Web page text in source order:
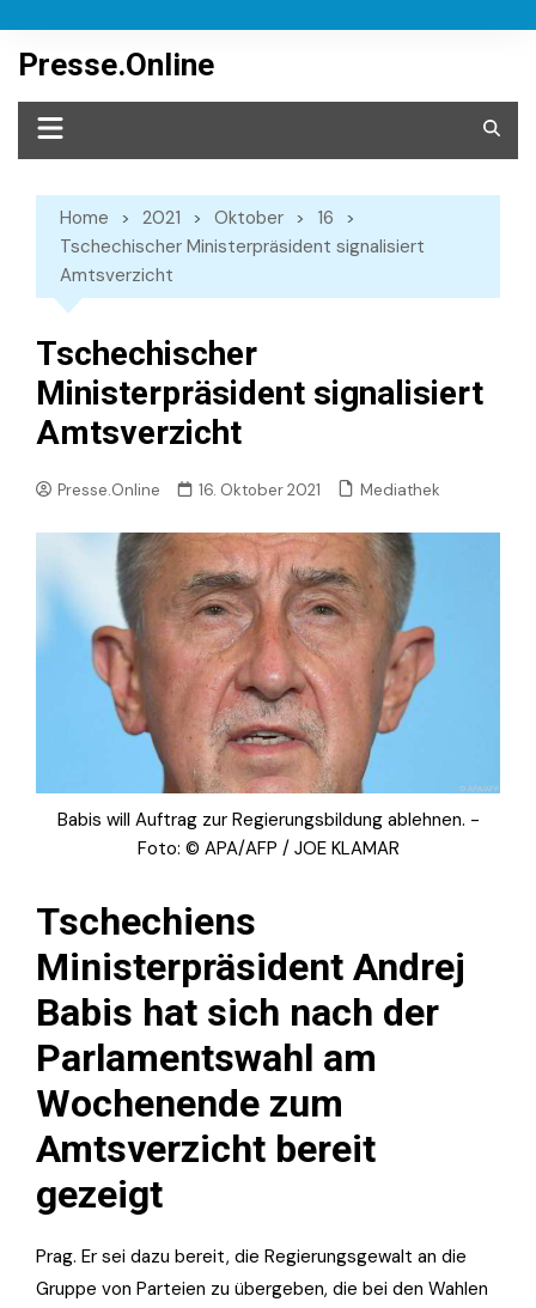
content
Presse.Online
Home 2021 Oktober
16
Tschechischer Ministerpräsident signalisiert
Amtsverzicht
Tschechischer
Ministerpräsident signalisiert
Amtsverzicht
Presse.Online 16. Oktober 2021 Mediathek
Babis will Auftrag zur Regierungsbildung ablehnen. -
Foto: © APA/AFP / JOE KLAMAR
Tschechiens
Ministerpräsident Andrej
Babis hat sich nach der
Parlamentswahl am
Wochenende zum
Amtsverzicht bereit
gezeigt
Prag. Er sei dazu bereit, die Regierungsgewalt an die
Gruppe von Parteien zu übergeben, die bei den Wahlen